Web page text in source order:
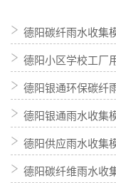
德阳碳纤雨水收集
到小区写字楼调蓄
德阳小区学校工厂
集模块 银通厂家供
德阳银通环保碳纤
水资源海绵城市用
德阳银通雨水收集
块品牌、报价
德阳供应雨水收集
块批发、报价、厂
德阳碳纤维雨水收